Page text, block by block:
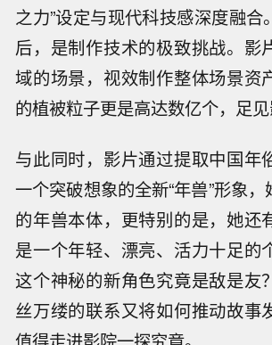
之力”设定与现代科技感深度融合
后，是制作技术的极致挑战。影
域的场景，视效制作整体场景资
的植被粒子更是高达数亿个，足见
与此同时，影片通过提取中国年
一个突破想象的全新“年兽”形象
的年兽本体，更特别的是，她还
是一个年轻、漂亮、活力十足的
这个神秘的新角色究竟是敌是友
丝万缕的联系又将如何推动故事